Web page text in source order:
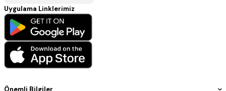
Önemli Bilgiler
Uygulama Linklerimiz